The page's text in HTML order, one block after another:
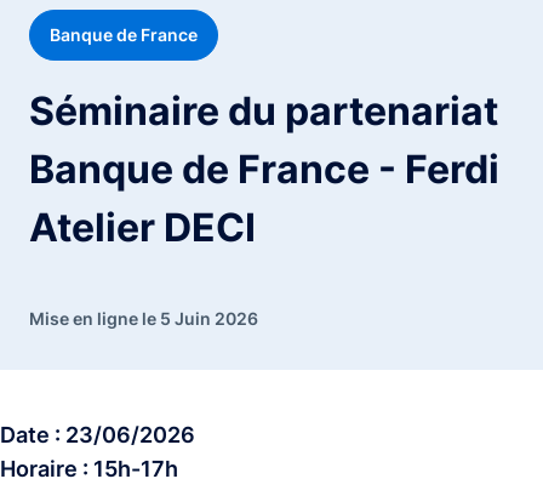
Banque de France
Séminaire du partenariat
Banque de France - Ferdi
Atelier DECI
Mise en ligne le 5 Juin 2026
Date : 23/06/2026
Horaire : 15h-17h